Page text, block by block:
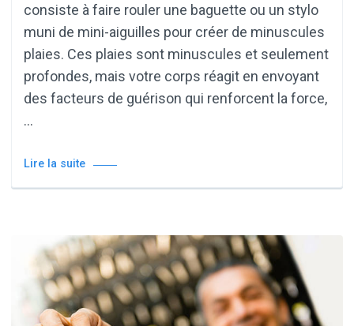
consiste à faire rouler une baguette ou un stylo
muni de mini-aiguilles pour créer de minuscules
plaies. Ces plaies sont minuscules et seulement
profondes, mais votre corps réagit en envoyant
des facteurs de guérison qui renforcent la force,
…
Lire la suite